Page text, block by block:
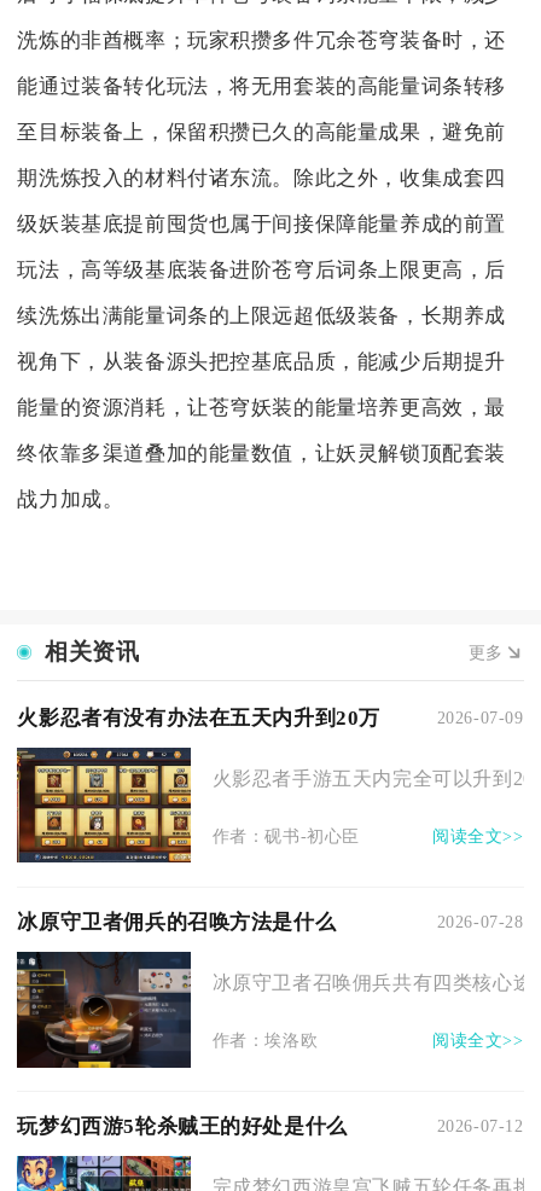
洗炼的非酋概率；玩家积攒多件冗余苍穹装备时，还
能通过装备转化玩法，将无用套装的高能量词条转移
至目标装备上，保留积攒已久的高能量成果，避免前
期洗炼投入的材料付诸东流。除此之外，收集成套四
级妖装基底提前囤货也属于间接保障能量养成的前置
玩法，高等级基底装备进阶苍穹后词条上限更高，后
续洗炼出满能量词条的上限远超低级装备，长期养成
视角下，从装备源头把控基底品质，能减少后期提升
能量的资源消耗，让苍穹妖装的能量培养更高效，最
终依靠多渠道叠加的能量数值，让妖灵解锁顶配套装
战力加成。
相关资讯 更多
火影忍者有没有办法在五天内升到20万 2026-07-09
火影忍者手游五天内完全可以升到
作者：砚书-初心臣 阅读全文>>
冰原守卫者佣兵的召唤方法是什么 2026-07-28
冰原守卫者召唤佣兵共有四类核心
作者：埃洛欧 阅读全文>>
玩梦幻西游5轮杀贼王的好处是什么 2026-07-12